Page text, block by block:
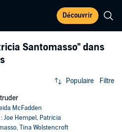
Découvrir
Santomasso" dans
Populaire Filtre
McFadden
Joe Hempel, Patricia
,Tina Wolstencroft